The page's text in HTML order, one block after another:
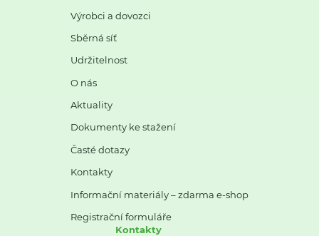
Výrobci a dovozci
Sběrná síť
Udržitelnost
O nás
Aktuality
Dokumenty ke stažení
Časté dotazy
Kontakty
Informační materiály – zdarma e-shop
Registrační formuláře
Kontakty